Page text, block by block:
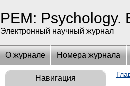
PEM: Psychology.
Электронный научный журнал
О журнале Номера журнала
Навигация